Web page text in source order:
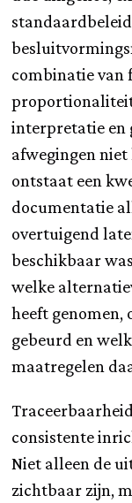
combinatie van
interpretatie en
afwegingen
ontstaat een
documentatie
overtuigend
beschikbaar
welke
heeft genomen,
gebeurd en
maatregelen
consistente
Niet alleen de
zichtbaar zijn,